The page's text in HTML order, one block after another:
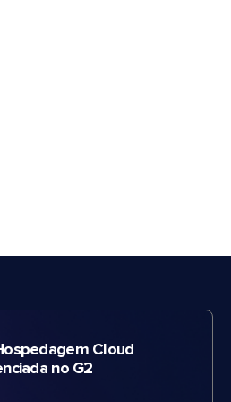
Cloud
no G2